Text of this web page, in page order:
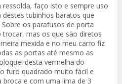
faço isto e sempre uso
tubinhos baratos que
os parafusos de porta
trocar, mas os que são diretos
mexida e no meu carro fiz
as portas até mesmo as
desta vermelha do
furo quadrado muito fácil e
e com uma lima de 3